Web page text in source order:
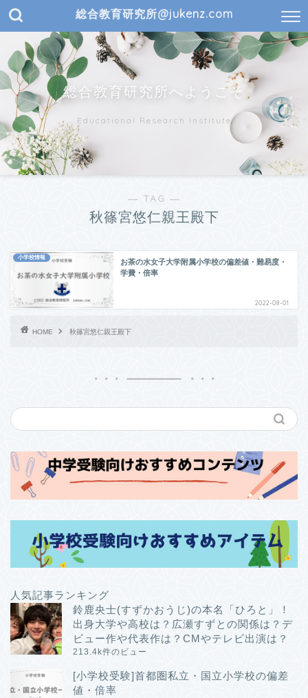
総合教育研究所@jukenz.com
総合教育研究所へようこそ
Educational Research Institute
― TAG ―
秋篠宮悠仁親王殿下
小学校情報
お茶の水女子大学附属小学校の偏差値・難易度・
学費・倍率
2022-08-01
HOME 秋篠宮悠仁親王殿下
人気記事ランキング
鈴鹿央士(すずかおうじ)の本名「ひろと」！
出身大学や高校は？広瀬すずとの関係は？デ
ビュー作や代表作は？CMやテレビ出演は？
213.4k件のビュー
[小学校受験]首都圏私立・国立小学校の偏差
値・倍率